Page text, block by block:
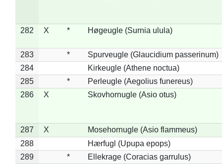
282 X * Høgeugle (Surnia ulula)
283 *
Spurveugle (Glaucidium passerinum)
284
Kirkeugle (Athene noctua)
285
*
Perleugle (Aegolius funereus)
286
X Skovhornugle (Asio otus)
287 X
Mosehornugle (Asio flammeus)
288
Hærfugl (Upupa epops)
289
*
Ellekrage (Coracias garrulus)